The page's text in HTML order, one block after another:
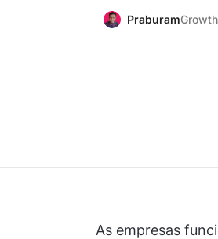
Praburam
As empresas